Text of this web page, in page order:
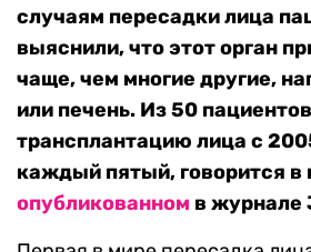
случаям пересадки лица
выяснили, что этот орган
чаще, чем многие другие,
или печень. Из 50
трансплантацию лица с
каждый пятый, говорится в
опубликованном в журнале